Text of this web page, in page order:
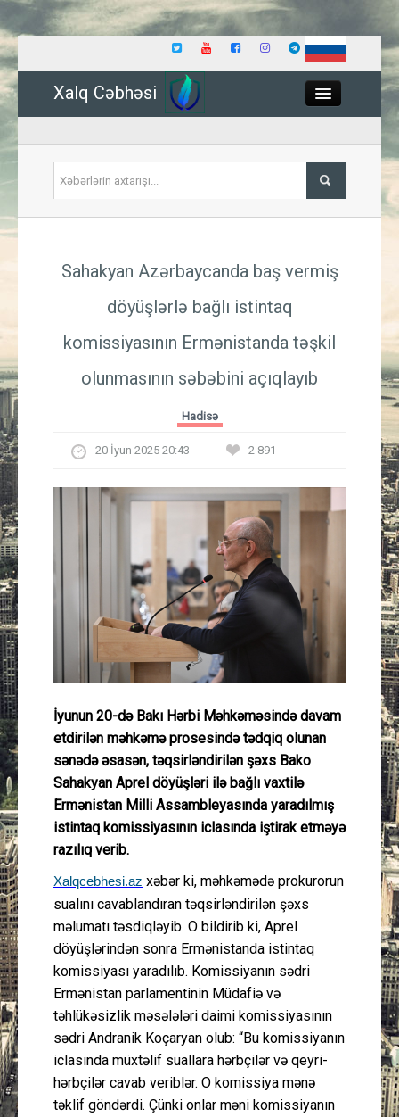
Xalq Cəbhəsi
İqtisadiyyat
Hadisə
Müsahibə
İdman
Layihə
Peşə etikası
Əlaqə
Sahakyan Azərbaycanda baş vermiş
döyüşlərlə bağlı istintaq
komissiyasının Ermənistanda təşkil
olunmasının səbəbini açıqlayıb
Hadisə
20 İyun 2025 20:43 2 891
İyunun 20-də Bakı Hərbi Məhkəməsində davam
etdirilən məhkəmə prosesində tədqiq olunan
sənədə əsasən, təqsirləndirilən şəxs Bako
Sahakyan Aprel döyüşləri ilə bağlı vaxtilə
Ermənistan Milli Assambleyasında yaradılmış
istintaq komissiyasının iclasında iştirak etməyə
razılıq verib.
Xalqcebhesi.az xəbər ki, məhkəmədə prokurorun
sualını cavablandıran təqsirləndirilən şəxs
məlumatı təsdiqləyib. O bildirib ki, Aprel
döyüşlərindən sonra Ermənistanda istintaq
komissiyası yaradılıb. Komissiyanın sədri
Ermənistan parlamentinin Müdafiə və
təhlükəsizlik məsələləri daimi komissiyasının
sədri Andranik Koçaryan olub: “Bu komissiyanın
iclasında müxtəlif suallara hərbçilər və qeyri-
hərbçilər cavab veriblər. O komissiya mənə
təklif göndərdi. Çünki onlar məni komissiyanın